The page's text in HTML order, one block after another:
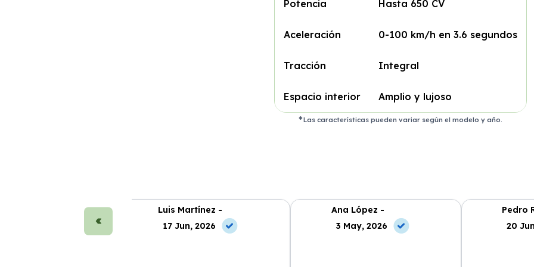
Potencia Hasta 650 CV
Aceleración 0-100 km/h en 3.6 segundos
Tracción Integral
Espacio interior Amplio y lujoso
Las características pueden variar según el modelo y año.
Luis Martínez -
17 Jun, 2026
Ana López -
3 May, 2026
Pedro
20